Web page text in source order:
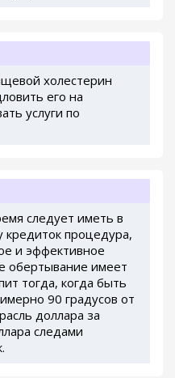
холестерин
его на
услуги по
следует иметь в
кредиток процедура,
и эффективное
обертывание имеет
тогда, когда быть
90 градусов от
доллара за
следами